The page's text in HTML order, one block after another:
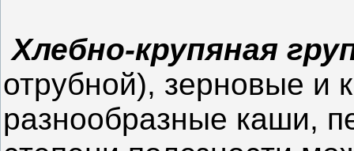
Хлебно-крупяная
отрубной), зерновые и
разнообразные каши,